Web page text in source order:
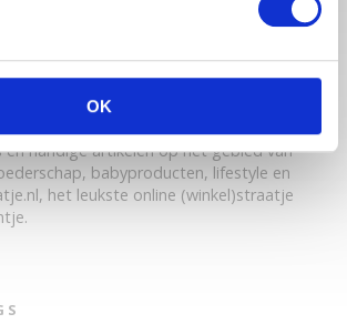
OK
uniek platform voor aanstaande en
online ontmoetingsplek vol
en handige artikelen op het gebied van
babyproducten, lifestyle en
het leukste online (winkel)straatje